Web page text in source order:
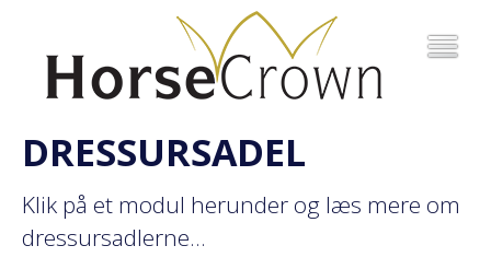
DRESSURSADEL
Klik på et modul herunder og læs mere om
dressursadlerne...